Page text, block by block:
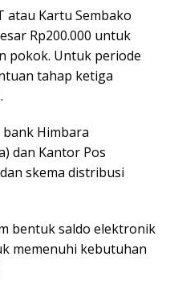
atau Kartu Sembako
Rp200.000 untuk
pokok. Untuk periode
tahap ketiga
Himbara
dan Kantor Pos
skema distribusi
bentuk saldo elektronik
memenuhi kebutuhan